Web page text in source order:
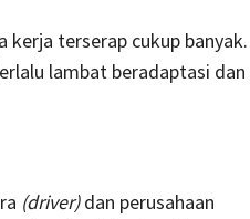
terserap cukup banyak.
lambat beradaptasi dan
(driver)dan perusahaan